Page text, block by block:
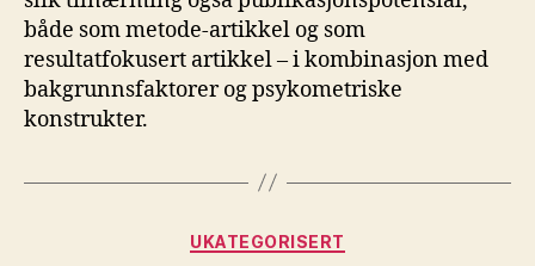
både som metode-artikkel og som
resultatfokusert artikkel – i kombinasjon med
bakgrunnsfaktorer og psykometriske
konstrukter.
Kategorier
UKATEGORISERT